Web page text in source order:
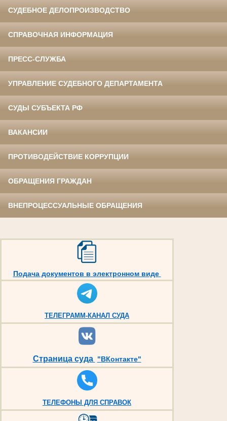
СУДЕБНОЕ ДЕЛОПРОИЗВОДСТВО
СПРАВОЧНАЯ ИНФОРМАЦИЯ
ПРЕСС-СЛУЖБА
УПРАВЛЕНИЕ СУДЕБНОГО ДЕПАРТАМЕНТА
СУДЫ СУБЪЕКТА РФ
ВАКАНСИИ
ПРОТИВОДЕЙСТВИЕ КОРРУПЦИИ
ОБРАЩЕНИЯ ГРАЖДАН
ВНЕПРОЦЕССУАЛЬНЫЕ ОБРАЩЕНИЯ
Подача документов в электронном виде
ТЕЛЕГРАММ-КАНАЛ СУДА
Страница суда "ВКонтакте"
ТЕЛЕФОНЫ ДЛЯ СПРАВОК